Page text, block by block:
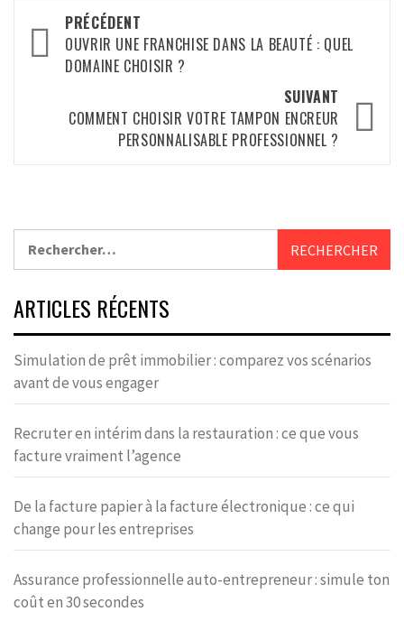
Navigation
d’article
PRÉCÉDENT
OUVRIR UNE FRANCHISE DANS LA BEAUTÉ : QUEL
DOMAINE CHOISIR ?
SUIVANT
COMMENT CHOISIR VOTRE TAMPON ENCREUR
PERSONNALISABLE PROFESSIONNEL ?
ARTICLES RÉCENTS
Simulation de prêt immobilier : comparez vos scénarios
avant de vous engager
Recruter en intérim dans la restauration : ce que vous
facture vraiment l’agence
De la facture papier à la facture électronique : ce qui
change pour les entreprises
Assurance professionnelle auto-entrepreneur : simule ton
coût en 30 secondes